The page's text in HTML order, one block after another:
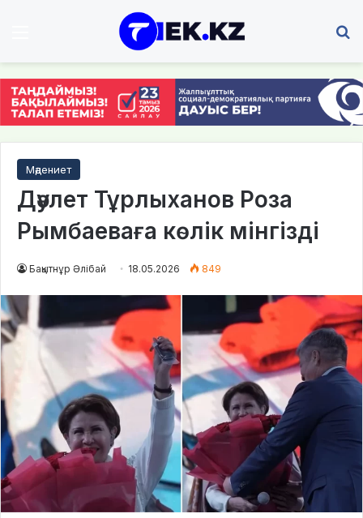
Мәдениет
Дәулет Тұрлыханов Роза
Рымбаеваға көлік мінгізді
Бақытнұр Әлібай 18.05.2026 849